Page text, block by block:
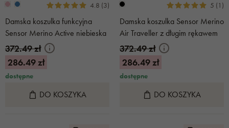
4.8 (3)
Damska koszulka funkcyjna
Sensor Merino Active niebieska
372.49 zł
286.49 zł
dostępne
DO KOSZYKA
5 (1)
Damska koszulka Sensor Merino
Air Traveller z długim rękawem
czarna
372.49 zł
286.49 zł
dostępne
DO KOSZYKA